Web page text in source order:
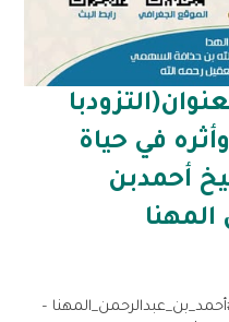
في حياة
أحمدبن
#الشيخ #أحمد_بن_عبدالرحمن_المهنا –